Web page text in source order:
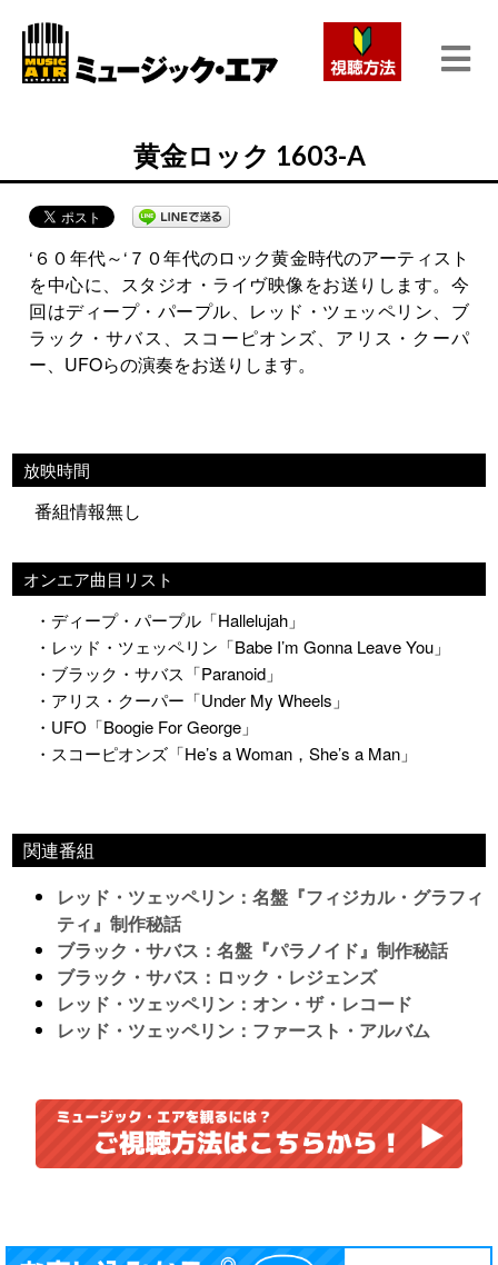
黄金ロック 1603-A
‘６０年代～‘７０年代のロック黄金時代のアーティスト
を中心に、スタジオ・ライヴ映像をお送りします。今
回はディープ・パープル、レッド・ツェッペリン、ブ
ラック・サバス、スコーピオンズ、アリス・クーパ
ー、UFOらの演奏をお送りします。
放映時間
番組情報無し
オンエア曲目リスト
・ディープ・パープル「Hallelujah」
・レッド・ツェッペリン「Babe I’m Gonna Leave You」
・ブラック・サバス「Paranoid」
・アリス・クーパー「Under My Wheels」
・UFO「Boogie For George」
・スコーピオンズ「He’s a Woman，She’s a Man」
関連番組
レッド・ツェッペリン：名盤『フィジカル・グラフィ
ティ』制作秘話
ブラック・サバス：名盤『パラノイド』制作秘話
ブラック・サバス：ロック・レジェンズ
レッド・ツェッペリン：オン・ザ・レコード
レッド・ツェッペリン：ファースト・アルバム